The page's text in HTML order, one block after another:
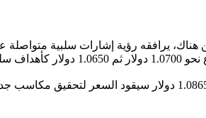
خط المقاومة 1.0865 دولار وبدأ الارتداد هبوطاً من هناك،